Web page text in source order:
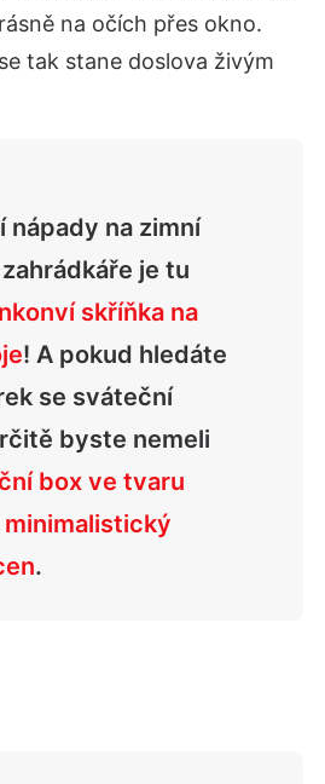
na očích přes okno.
tak stane doslova živým
nápady na zimní
je tu
skříňka na
! A pokud hledáte
se sváteční
byste nemeli
box ve tvaru
minimalistický
.